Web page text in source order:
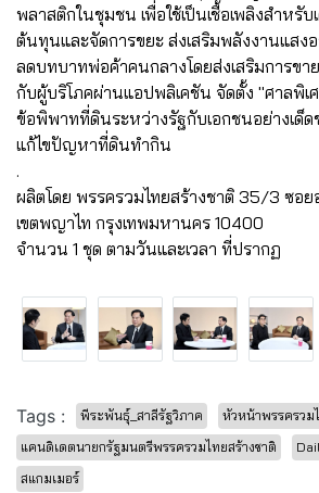
พลาสติกในชุมชน เพื่อใช้เป็นเชื้อเพลิงสำหรับ
ต้นทุนและจัดการขยะ ส่งเสริมพลังงานแสง
ลดบทบาทพ่อค้าคนกลางโดยส่งเสริมการขา
กับผู้บริโภคผ่านแอปพลิเคชัน จัดตั้ง "ศาลพิเ
ข้อพิพาทที่ดินระหว่างรัฐกับเอกชนอย่างเด็ด
แก้ไขปัญหาที่ดินทำกิน
.
ผลิตโดย พรรครวมไทยสร้างชาติ 35/3 ซอ
เขตพญาไท กรุงเทพมหานคร 10400
จำนวน 1 ชุด ตามวันและเวลา ที่ปรากฏ
Tags : พีระพันธุ์_สาลีรัฐวิภาค
หัวหน้าพรรครวม
แคนดิเดตนายกรัฐมนตรีพรรครวมไทยสร้างชาติ
สแกมเมอร์